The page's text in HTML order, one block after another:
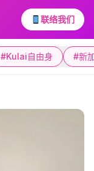
联络我们
#Kulai自由身 #新